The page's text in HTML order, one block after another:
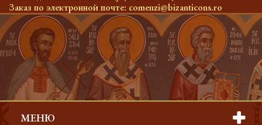
Заказ по электронной почте: comenzi@bizanticons.ro
МЕНЮ